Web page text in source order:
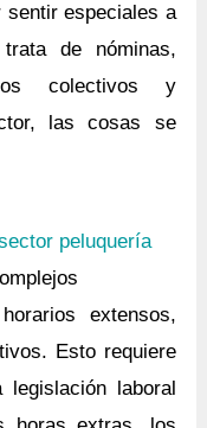
especiales a
de nóminas,
colectivos y
las cosas se
peluquería
extensos,
Esto requiere
legislación laboral